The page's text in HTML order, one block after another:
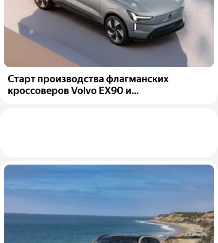
Старт производства флагманских
кроссоверов Volvo EX90 и...